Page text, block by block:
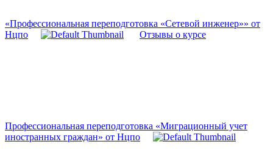
«Профессиональная переподготовка «Сетевой инженер»» от
Нцпо
Отзывы о курсе
Профессиональная переподготовка «Миграционный учет
иностранных граждан» от Нцпо